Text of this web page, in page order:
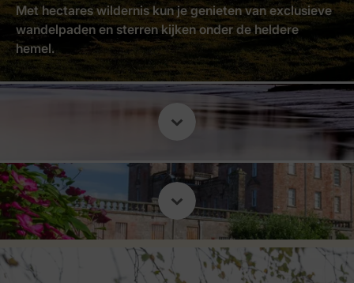
Met hectares wildernis kun je genieten van exclusieve
wandelpaden en sterren kijken onder de heldere
hemel.